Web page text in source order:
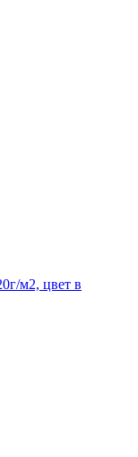
м2, цвет в